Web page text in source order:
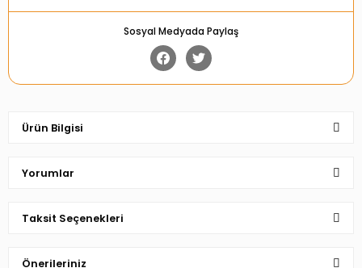
Sosyal Medyada Paylaş
Ürün Bilgisi
Yorumlar
Taksit Seçenekleri
Önerileriniz